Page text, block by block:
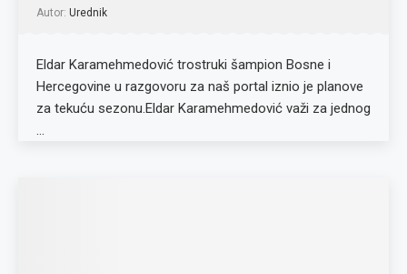
Autor: Urednik
Eldar Karamehmedović trostruki šampion Bosne i
Hercegovine u razgovoru za naš portal iznio je planove
za tekuću sezonu.Eldar Karamehmedović važi za jednog
…